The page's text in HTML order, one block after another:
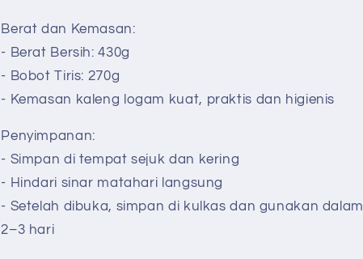
Berat dan Kemasan:
- Berat Bersih: 430g
- Bobot Tiris: 270g
- Kemasan kaleng logam kuat, praktis dan higienis
Penyimpanan:
- Simpan di tempat sejuk dan kering
- Hindari sinar matahari langsung
- Setelah dibuka, simpan di kulkas dan gunakan dalam
2–3 hari